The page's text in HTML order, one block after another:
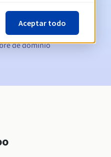
de dominio
Aceptar todo